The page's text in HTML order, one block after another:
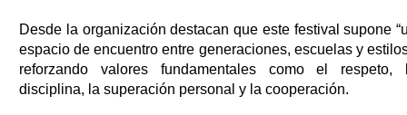
Desde la organización destacan que este festival supone
espacio de encuentro entre generaciones, escuelas y
reforzando valores fundamentales como el respeto,
disciplina, la superación personal y la cooperación.